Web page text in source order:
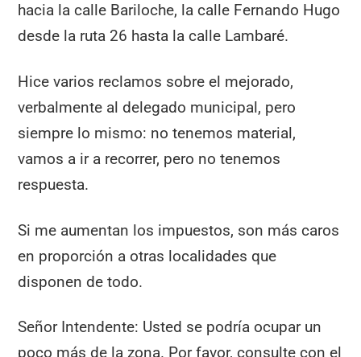
hacia la calle Bariloche, la calle Fernando Hugo
desde la ruta 26 hasta la calle Lambaré.
Hice varios reclamos sobre el mejorado,
verbalmente al delegado municipal, pero
siempre lo mismo: no tenemos material,
vamos a ir a recorrer, pero no tenemos
respuesta.
Si me aumentan los impuestos, son más caros
en proporción a otras localidades que
disponen de todo.
Señor Intendente: Usted se podría ocupar un
poco más de la zona. Por favor, consulte con el